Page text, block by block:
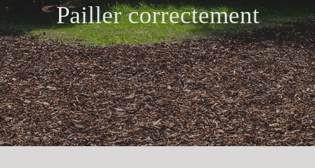
Pailler correctement